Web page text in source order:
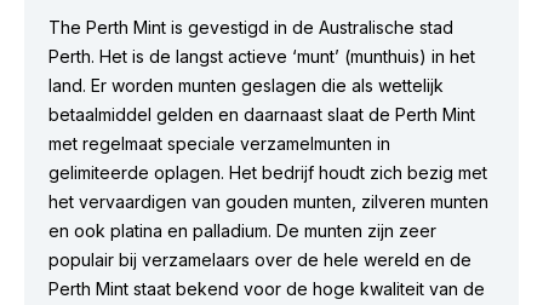
The Perth Mint is gevestigd in de Australische stad
Perth. Het is de langst actieve ‘munt’ (munthuis) in het
land. Er worden munten geslagen die als wettelijk
betaalmiddel gelden en daarnaast slaat de Perth Mint
met regelmaat speciale verzamelmunten in
gelimiteerde oplagen. Het bedrijf houdt zich bezig met
het vervaardigen van gouden munten, zilveren munten
en ook platina en palladium. De munten zijn zeer
populair bij verzamelaars over de hele wereld en de
Perth Mint staat bekend voor de hoge kwaliteit van de